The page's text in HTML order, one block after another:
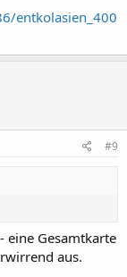
entkolasien_400
#9
eine Gesamtkarte
aus.